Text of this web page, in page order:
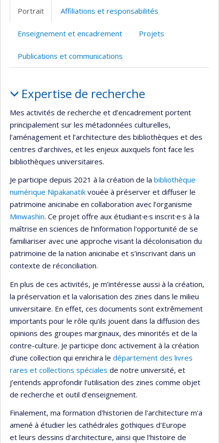
Scholar
Portrait Affiliations et responsabilités
Enseignement et encadrement Projets
Publications et communications
Expertise de recherche
Mes activités de recherche et d’encadrement portent
principalement sur les métadonnées culturelles,
l’aménagement et l’architecture des bibliothèques et des
centres d’archives, et les enjeux auxquels font face les
bibliothèques universitaires.
Je participe depuis 2021 à la création de la bibliothèque
numérique Nipakanatik vouée à préserver et diffuser le
patrimoine anicinabe en collaboration avec l’organisme
Minwashin. Ce projet offre aux étudiant·e·s inscrit·e·s à la
maîtrise en sciences de l’information l'opportunité de se
familiariser avec une approche visant la décolonisation du
patrimoine de la nation anicinabe et s’inscrivant dans un
contexte de réconciliation.
En plus de ces activités, je m’intéresse aussi à la création,
la préservation et la valorisation des zines dans le milieu
universitaire. En effet, ces documents sont extrêmement
importants pour le rôle qu’ils jouent dans la diffusion des
opinions des groupes marginaux, des minorités et de la
contre-culture. Je participe donc activement à la création
d’une collection qui enrichira le département des livres
rares et collections spéciales de notre université, et
j’entends approfondir l’utilisation des zines comme objet
de recherche et outil d’enseignement.
Finalement, ma formation d'historien de l'architecture m'a
amené à étudier les cathédrales gothiques d'Europe
et leurs dessins d'architecture, ainsi que l'histoire de